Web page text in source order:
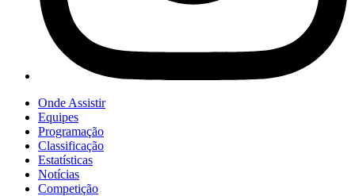
Onde Assistir
Equipes
Programação
Classificação
Estatísticas
Notícias
Competição